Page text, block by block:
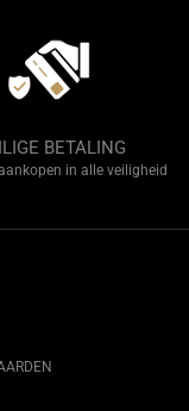
BETALING
in alle veiligheid